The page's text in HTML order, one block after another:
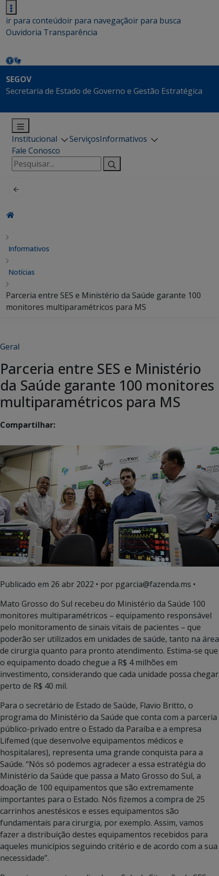
ir para conteúdoir para navegaçãoir para busca
Ouvidoria Transparência
SEGOV
Secretaria de Estado de Governo e Gestão Estratégica
Institucional ServiçosInformativos
Fale Conosco
Pesquisar
por:
Informativos
Notícias
Parceria entre SES e Ministério da Saúde garante 100
monitores multiparamétricos para MS
Geral
Parceria entre SES e Ministério
da Saúde garante 100 monitores
multiparamétricos para MS
Compartilhar:
Publicado em 26 abr 2022 • por pgarcia@fazenda.ms •
Mato Grosso do Sul recebeu do Ministério da Saúde 100
monitores multiparamétricos – equipamento responsável
pelo monitoramento de sinais vitais de pacientes – que
poderão ser utilizados em unidades de saúde, tanto na área
de cirurgia quanto para pronto atendimento. Estima-se que
o equipamento doado chegue a R$ 4 milhões em
investimento, considerando que cada unidade possa chegar
perto de R$ 40 mil.
Para o secretário de Estado de Saúde, Flavio Britto, o
programa do Ministério da Saúde que conta com a parceria
público-privado entre o Estado da Paraíba e a empresa
Lifemed (que desenvolve equipamentos médicos e
hospitalares), representa uma grande conquista para a
Saúde. “Nós só podemos agradecer a essa estratégia do
Ministério da Saúde que passa a Mato Grosso do Sul, a
doação de 100 equipamentos que são extremamente
importantes para o Estado. Nós fizemos a compra de 25
carrinhos anestésicos e esses equipamentos são
fundamentais para cirurgia, por exemplo. Assim, vamos
fazer a distribuição destes equipamentos recebidos para
aqueles municípios seguindo critério e de acordo com a sua
necessidade”.